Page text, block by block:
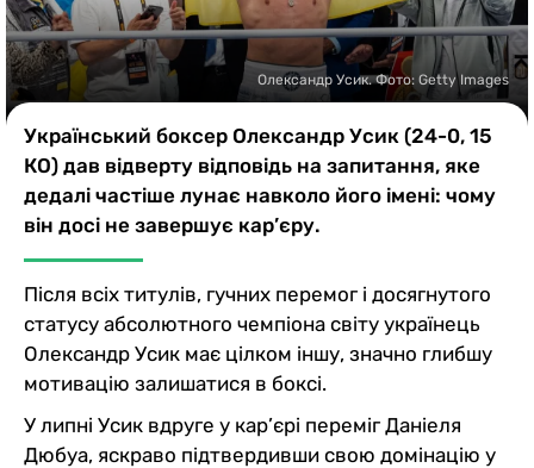
Олександр Усик. Фото: Getty Images
Український боксер Олександр Усик (24-0, 15
КО) дав відверту відповідь на запитання, яке
дедалі частіше лунає навколо його імені: чому
він досі не завершує кар’єру.
Після всіх титулів, гучних перемог і досягнутого
статусу абсолютного чемпіона світу українець
Олександр Усик має цілком іншу, значно глибшу
мотивацію залишатися в боксі.
У липні Усик вдруге у кар’єрі переміг Даніеля
Дюбуа, яскраво підтвердивши свою домінацію у